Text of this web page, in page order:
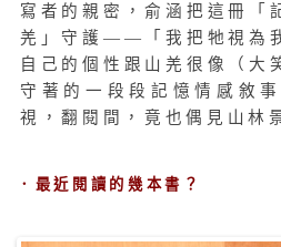
寫者的親密，俞涵把這冊「
羌」守護——「我把牠視為
自己的個性跟山羌很像（大
守著的一段段記憶情感敘
視，翻閱間，竟也偶見山林
．最近閱讀的幾本書？